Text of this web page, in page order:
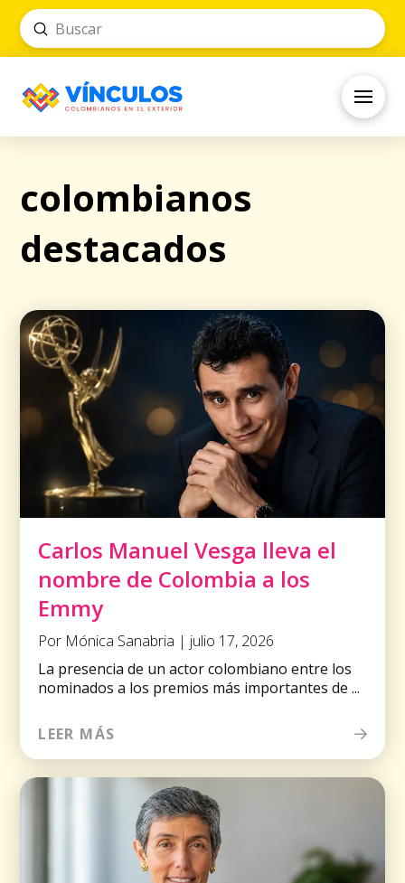
Search
Submit
colombianos
destacados
Carlos Manuel Vesga lleva el
nombre de Colombia a los
Emmy
Por Mónica Sanabria | julio 17, 2026
La presencia de un actor colombiano entre los
nominados a los premios más importantes de ...
LEER MÁS